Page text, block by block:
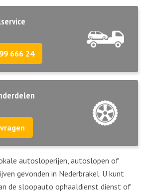
666 24
autosloperijen, autoslopen of
gevonden in Nederbrakel. U kunt
de sloopauto ophaaldienst dienst of